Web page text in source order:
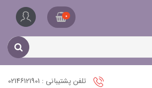
0
تلفن پشتیبانی : 02146121901